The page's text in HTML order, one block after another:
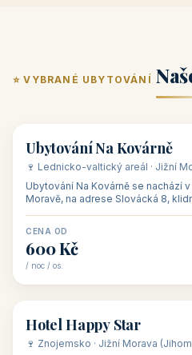
⭐ VYBRANÉ UBYTOVÁNÍ
🏡 penzion
Ubytování Na Kovárně
🍷 Lednicko-valtický areál · Jižní
Ubytování Na Kovárně se nachází
Moravě, na adrese Slovácká 8,
CENA OD
600 Kč
/ noc / os.
🏨 hotel
Hotel Happy Star
🍷 Znojemsko · Jižní Morava